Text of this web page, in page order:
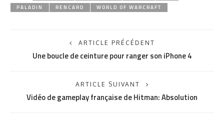
PALADIN
RENCARD WORLD OF WARCRAFT
ARTICLE PRÉCÉDENT
Une boucle de ceinture pour ranger son iPhone 4
ARTICLE SUIVANT
Vidéo de gameplay française de Hitman: Absolution